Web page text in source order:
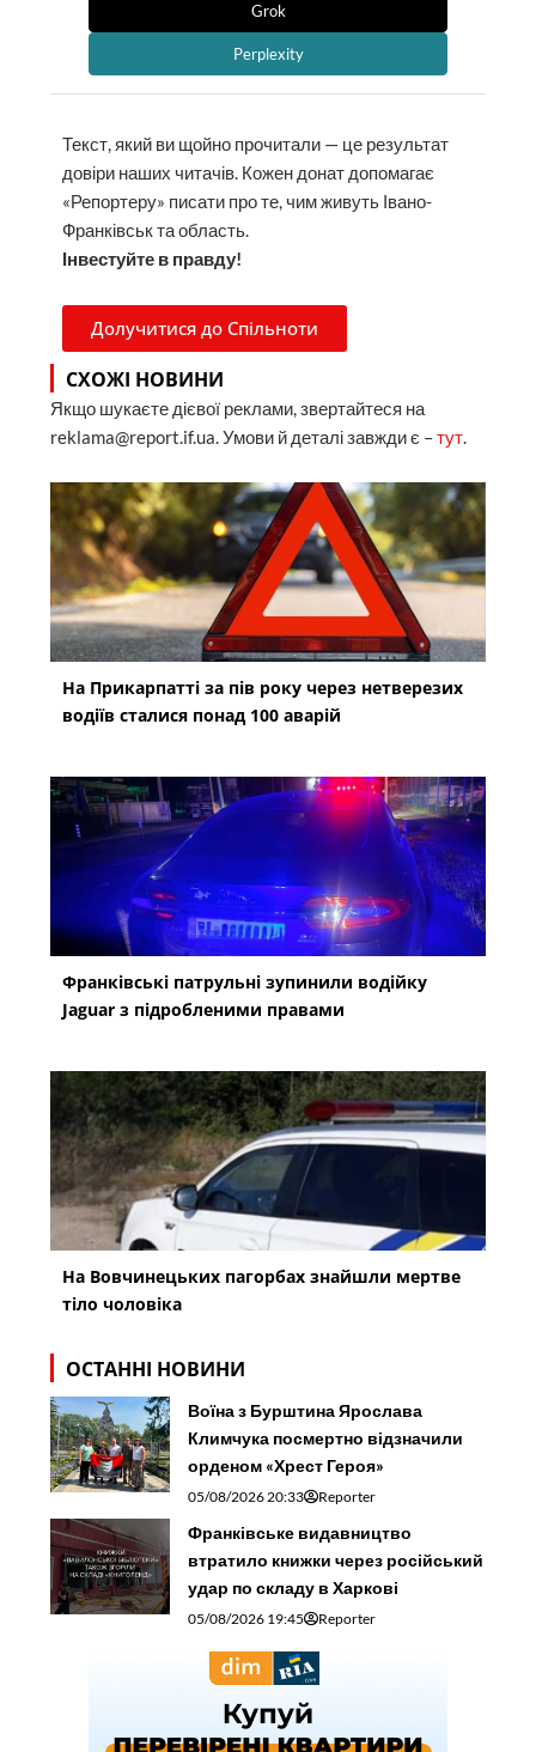
Grok
Perplexity
Текст, який ви щойно прочитали — це результат
довіри наших читачів. Кожен донат допомагає
«Репортеру» писати про те, чим живуть Івано-
Франківськ та область.
Інвестуйте в правду!
Долучитися до Спільноти
СХОЖІ НОВИНИ
Якщо шукаєте дієвої реклами, звертайтеся на
reklama@report.if.ua. Умови й деталі завжди є –тут.
На Прикарпатті за пів року через нетверезих
водіїв сталися понад 100 аварій
Франківські патрульні зупинили водійку
Jaguar з підробленими правами
На Вовчинецьких пагорбах знайшли мертве
тіло чоловіка
ОСТАННІ НОВИНИ
Воїна з Бурштина Ярослава
Климчука посмертно відзначили
орденом «Хрест Героя»
05/08/2026 20:33 Reporter
Франківське видавництво
втратило книжки через російський
удар по складу в Харкові
05/08/2026 19:45 Reporter